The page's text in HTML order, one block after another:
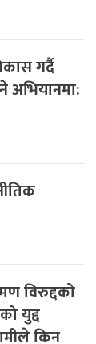
गर्दै
अभियानमा:
विरुद्दको
युद्द
किन